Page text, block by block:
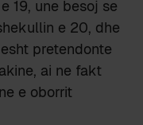
19, une besoj se
e 20, dhe
pretendonte
ai ne fakt
e oborrit